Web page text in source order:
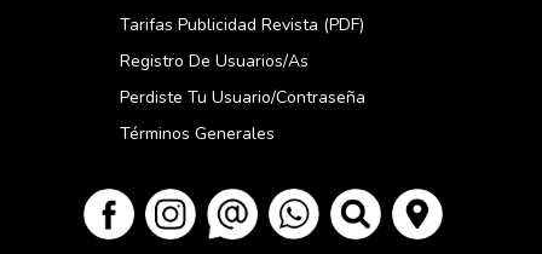
Tarifas Publicidad Revista (PDF)
Registro De Usuarios/as
Perdiste Tu Usuario/contraseña
Términos Generales